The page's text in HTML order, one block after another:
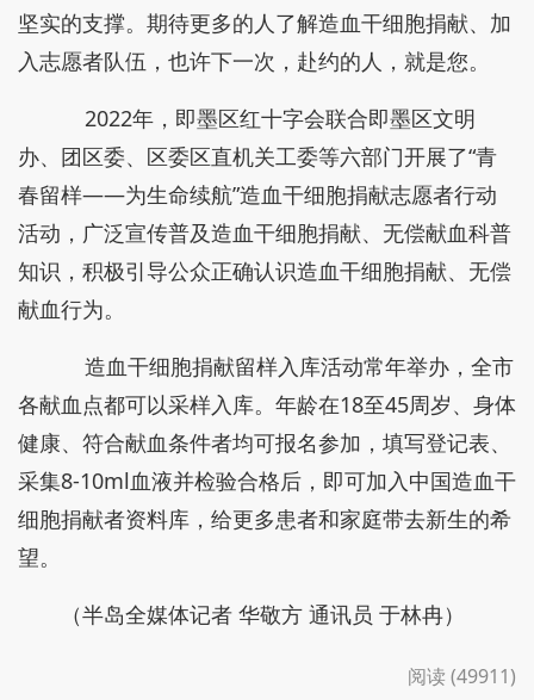
坚实的支撑。期待更多的人了解造血干细胞捐献、加
入志愿者队伍，也许下一次，赴约的人，就是您。
2022年，即墨区红十字会联合即墨区文明
办、团区委、区委区直机关工委等六部门开展了“青
春留样——为生命续航”造血干细胞捐献志愿者行动
活动，广泛宣传普及造血干细胞捐献、无偿献血科普
知识，积极引导公众正确认识造血干细胞捐献、无偿
献血行为。
造血干细胞捐献留样入库活动常年举办，全市
各献血点都可以采样入库。年龄在18至45周岁、身体
健康、符合献血条件者均可报名参加，填写登记表、
采集8-10ml血液并检验合格后，即可加入中国造血干
细胞捐献者资料库，给更多患者和家庭带去新生的希
望。
（半岛全媒体记者 华敬方 通讯员 于林冉）
阅读 (49911)